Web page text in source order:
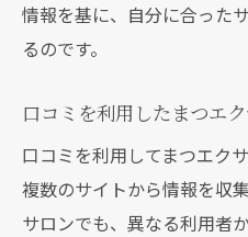
情報を基に、自分に合った
るのです。
口コミを利用したまつエ
口コミを利用してまつエク
複数のサイトから情報を収
サロンでも、異なる利用者